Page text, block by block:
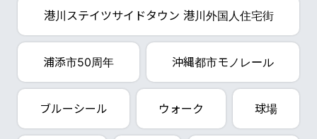
港川ステイツサイドタウン 港川外国人住宅街
浦添市50周年 沖縄都市モノレール
ブルーシール ウォーク 球場